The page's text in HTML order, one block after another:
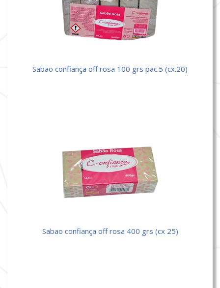
sabao confiança off rosa 100 grs pac.5 (cx.20)
sabao confiança off rosa 400 grs (cx 25)